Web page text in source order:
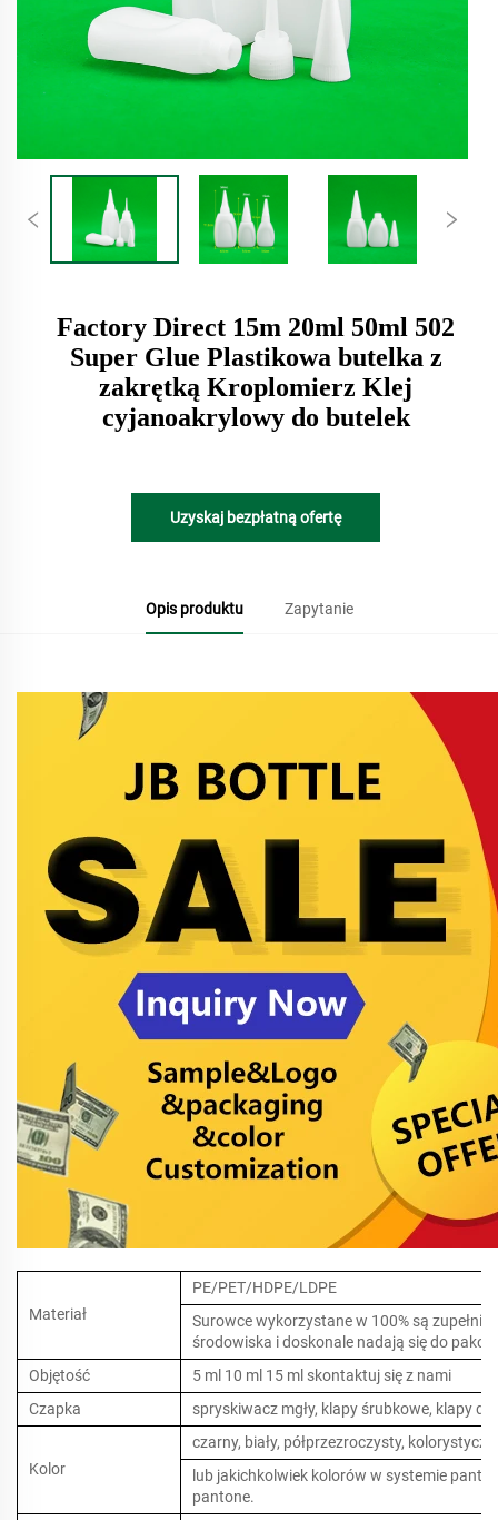
Factory Direct 15m 20ml 50ml 502
Super Glue Plastikowa butelka z
zakrętką Kroplomierz Klej
cyjanoakrylowy do butelek
Uzyskaj bezpłatną ofertę
Opis produktu Zapytanie
Materiał
PE/PET/HDPE/LDPE
Surowce wykorzystane w 100% są
środowiska i doskonale nadają się do
Objętość
5 ml 10 ml 15 ml skontaktuj się z nami
Czapka
spryskiwacz mgły, klapy śrubkowe, klapy
Kolor
czarny, biały, półprzezroczysty,
lub jakichkolwiek kolorów w systemie
pantone.